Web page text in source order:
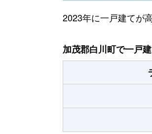
2023年に一戸建てが
加茂郡白川町で一戸